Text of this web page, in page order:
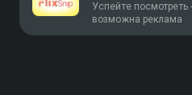
Успейте
возможна реклама